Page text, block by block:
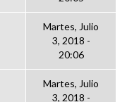
Martes, Julio
3, 2018 -
20:06
Martes, Julio
3, 2018 -